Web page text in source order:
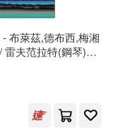
布萊茲,德布西,梅湘
雷夫范拉特(鋼琴)
- Boulez,
Raat(piano))